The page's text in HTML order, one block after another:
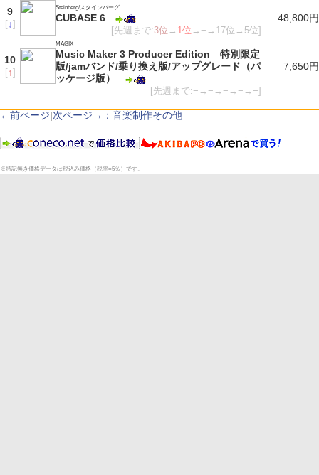
9
[↓]
Steinberg/スタインバーグ
CUBASE 6
[先週まで:3位 → 1位 →−→17位→5位]
48,800円
10
[↑]
MAGIX
Music Maker 3 Producer Edition 特別限定
版/jamバンド/乗り換え版/アップグレード（パ
ッケージ版）
[先週まで:−→−→−→−→−]
7,650円
←前ページ|次ページ→：音楽制作その他
※特記無き価格データは税込み価格（税率=5％）です。